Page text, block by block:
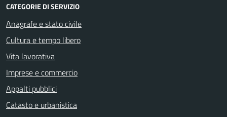
CATEGORIE DI SERVIZIO
Anagrafe e stato civile
Cultura e tempo libero
Vita lavorativa
Imprese e commercio
Appalti pubblici
Catasto e urbanistica